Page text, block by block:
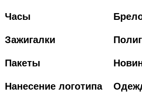
Часы
Зажигалки
Пакеты
Нанесение логотипа